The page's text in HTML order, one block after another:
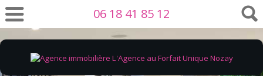
06 18 41 85 12